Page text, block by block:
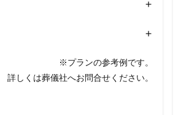
+
+
※プランの参考例です。
詳しくは葬儀社へお問合せください。